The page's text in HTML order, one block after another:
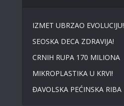
IZMET UBRZAO EVOLUCIJU!
SEOSKA DECA ZDRAVIJA!
CRNIH RUPA 170 MILIONA
MIKROPLASTIKA U KRVI!
ĐAVOLSKA PEĆINSKA RIBA